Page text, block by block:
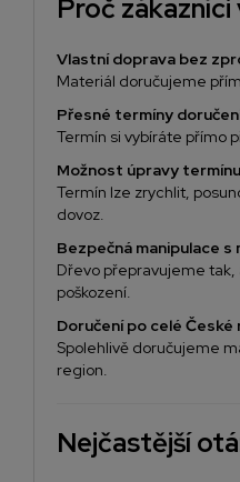
Proč
Vlastní doprava bez
Materiál doručujeme
Přesné termíny
Termín si vybíráte přímo
Možnost úpravy termínu
Termín lze zrychlit,
dovoz.
Bezpečná manipulace s
Dřevo přepravujeme tak,
poškození.
Doručení po celé České
Spolehlivě doručujeme
region.
Nejčastější